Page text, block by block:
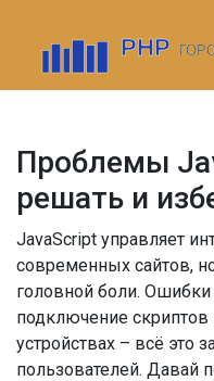
Проблемы
решать и
JavaScript управляет
современных сайтов,
головной боли.
подключение
устройствах – всё это
пользователей. Давай